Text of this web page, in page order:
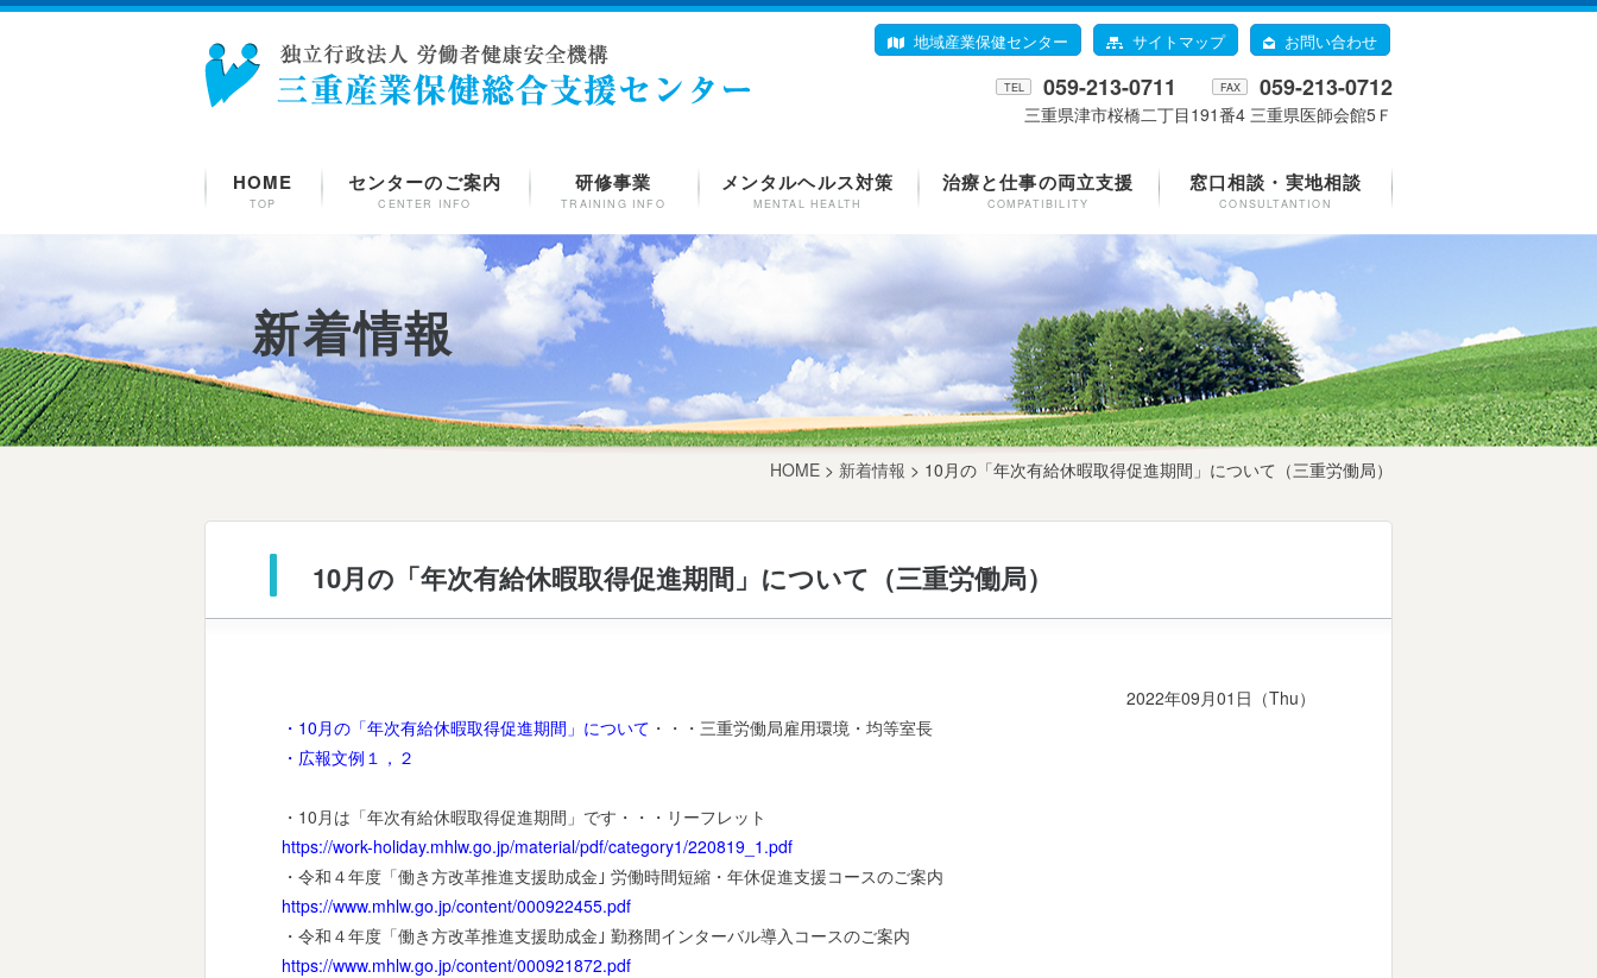
地域産業保健センター サイトマップ お問い合わせ
TEL 059-213-0711 FAX 059-213-0712
三重県津市桜橋二丁目191番4 三重県医師会館5Ｆ
HOME
TOP
センターのご案内
CENTER INFO
研修事業
TRAINING INFO
メンタルヘルス対策
MENTAL HEALTH
治療と仕事の両立支援
COMPATIBILITY
窓口相談・実地相談
CONSULTANTION
新着情報
HOME > 新着情報 > 10月の「年次有給休暇取得促進期間」について（三重労働局）
10月の「年次有給休暇取得促進期間」について（三重労働局）
2022年09月01日（Thu）
・10月の「年次有給休暇取得促進期間」について ・・・三重労働局雇用環境・均等室長
・広報文例１，２
・10月は「年次有給休暇取得促進期間」です・・・リーフレット
https://work-holiday.mhlw.go.jp/material/pdf/category1/220819_1.pdf
・令和４年度「働き方改革推進支援助成金｣ 労働時間短縮・年休促進支援コースのご案内
https://www.mhlw.go.jp/content/000922455.pdf
・令和４年度「働き方改革推進支援助成金｣ 勤務間インターバル導入コースのご案内
https://www.mhlw.go.jp/content/000921872.pdf